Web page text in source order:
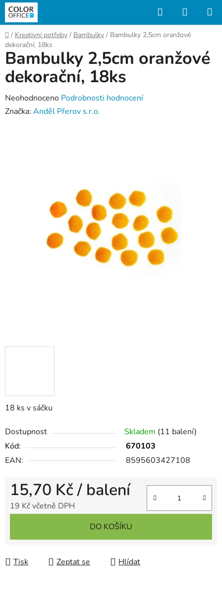
Přejít
obsah
Hledat
KOŠÍK
Domů
/ Kreativní potřeby / Bambulky / Bambulky 2,5cm oranžové
dekorační, 18ks
18 ks v sáčku
Dostupnost Skladem (11 balení)
Kód:
670103
EAN:
8595603427108
15,70 Kč/ balení
19 Kč včetně DPH
DO KOŠÍKU
Tisk Zeptat se Hlídat
Bambulky 2,5cm oranžové
dekorační, 18ks
Průměrné
hodnocení
Neohodnoceno Podrobnosti hodnocení
Značka: Anděl Přerov s.r.o.